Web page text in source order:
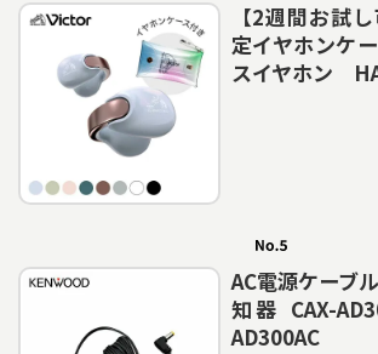
【2週間お試
定イヤホンケ
スイヤホン
AC電源ケーブ
知器 CAX-
AD300AC